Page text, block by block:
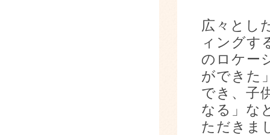
広々とし
ィングす
のロケー
ができた
でき、子
なる」な
ただきま